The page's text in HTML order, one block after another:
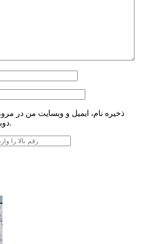
ذخیره نام، ایمیل و وبسایت من در
دوباره دیدگاهی می‌نویسم.